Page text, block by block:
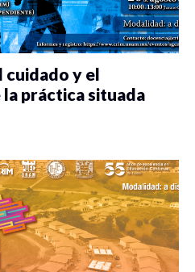
cuidado y el
práctica situada